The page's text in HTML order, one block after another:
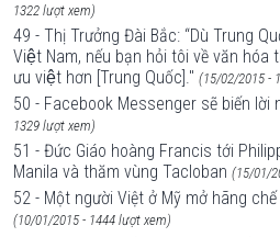
1322 lượt xem)
49 - Thị Trưởng Đài Bắc: “Dù Trung
Việt Nam, nếu bạn hỏi tôi về văn hóa
ưu việt hơn [Trung Quốc]." (15/02/2015 -
50 - Facebook Messenger sẽ biến lời
1329 lượt xem)
51 - Đức Giáo hoàng Francis tới
Manila và thăm vùng Tacloban (15/01/
52 - Một người Việt ở Mỹ mở hãng
(10/01/2015 - 1444 lượt xem)